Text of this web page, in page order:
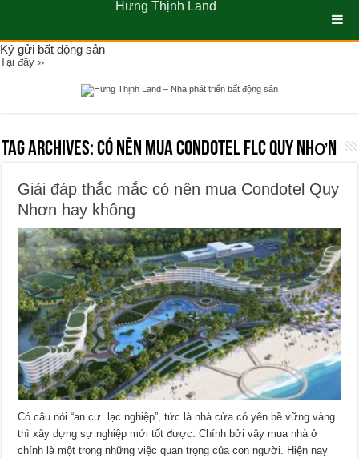
Ký gửi bất động sản
Tại đây ››
Tag Archives:có nên mua Condotel FLC Quy Nhơn
Giải đáp thắc mắc có nên mua Condotel Quy
Nhơn hay không
Có câu nói “an cư lạc nghiệp”, tức là nhà cửa có yên bề vững vàng
thì xây dựng sự nghiệp mới tốt được. Chính bởi vậy mua nhà ở
chính là một trong những việc quan trọng của con người. Hiện nay
Hưng Thịnh Land